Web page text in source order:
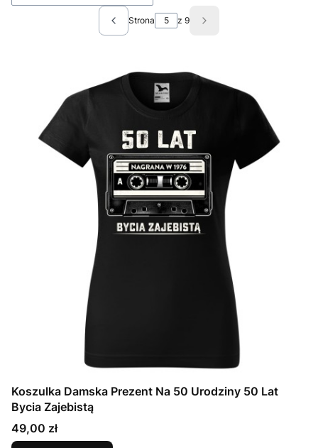
Poprzednie produkty
Strona z 9 Następne produkty
Koszulka Damska Prezent Na 50 Urodziny 50 Lat
Bycia Zajebistą
Cena
49,00 zł